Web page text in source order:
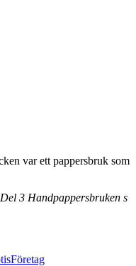
var ett pappersbruk som
3 Handpappersbruken s
Företag